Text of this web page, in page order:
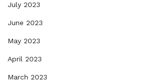
July 2023
June 2023
May 2023
April 2023
March 2023